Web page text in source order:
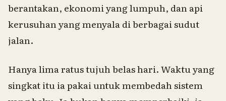
berantakan, ekonomi yang lumpuh, dan api
kerusuhan yang menyala di berbagai sudut
jalan.
Hanya lima ratus tujuh belas hari. Waktu yang
singkat itu ia pakai untuk membedah sistem